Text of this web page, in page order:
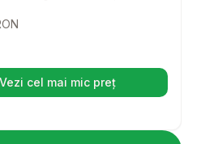
ridicata, aceasta hrana nu
si energie.
Vezi cel mai mic preț(se deschide într-o filă